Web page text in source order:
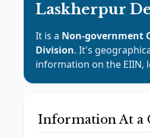
Laskherpur
It is a Non-government
Division. It's
information on the EIIN,
Information At a